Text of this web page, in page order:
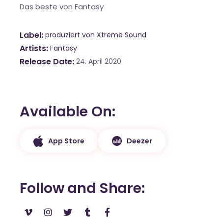
Das beste von Fantasy
Label produziert von Xtreme Sound
Artists Fantasy
Release Date 24. April 2020
Available On
App Store Deezer
Follow and Share